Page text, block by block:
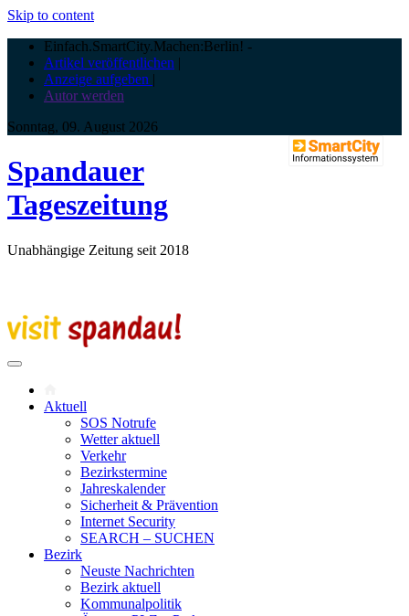
Skip to content
Einfach.SmartCity.Machen:Berlin! -
Artikel veröffentlichen |
Anzeige aufgeben |
Autor werden
Sonntag, 09. August 2026
Spandauer
Tageszeitung
Unabhängige Zeitung seit 2018
Aktuell
SOS Notrufe
Wetter aktuell
Verkehr
Bezirkstermine
Jahreskalender
Sicherheit & Prävention
Internet Security
SEARCH – SUCHEN
Bezirk
Neuste Nachrichten
Bezirk aktuell
Kommunalpolitik